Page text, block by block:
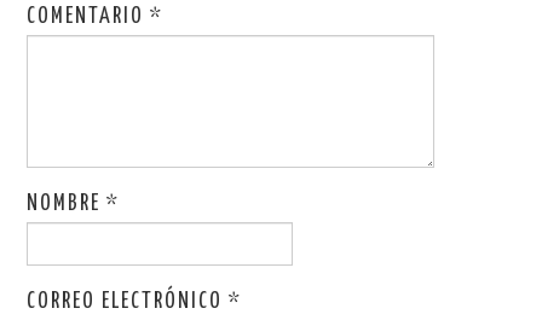
COMENTARIO*
NOMBRE*
CORREO ELECTRÓNICO*